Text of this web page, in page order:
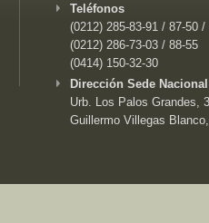
Teléfonos
(0212) 285-83-91 / 87-50 /
(0212) 286-73-03 / 88-55
(0414) 150-32-30
Dirección Sede
Urb. Los Palos Grandes,
Guillermo Villegas